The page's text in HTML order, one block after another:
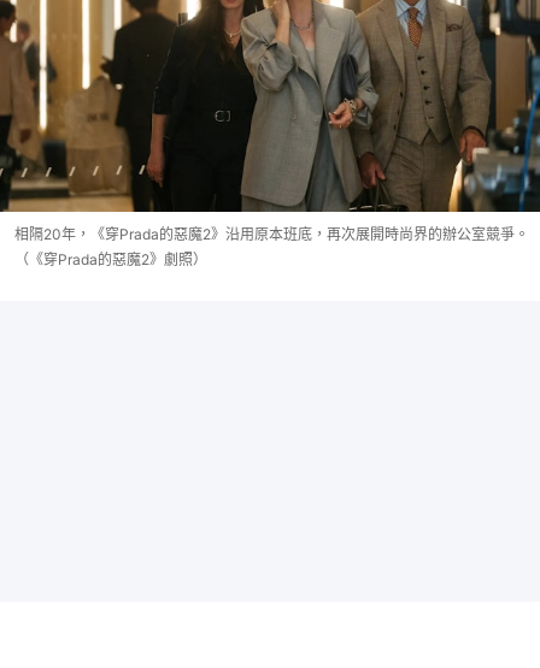
相隔20年，《穿Prada的惡魔2》沿用原本班底，再次展開時尚界的辦公室競爭。
（《穿Prada的惡魔2》劇照）